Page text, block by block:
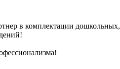
в комплектации дошкольных,